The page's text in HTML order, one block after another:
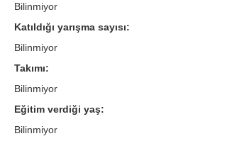
Bilinmiyor
Katıldığı yarışma sayısı:
Bilinmiyor
Takımı:
Bilinmiyor
Eğitim verdiği yaş:
Bilinmiyor